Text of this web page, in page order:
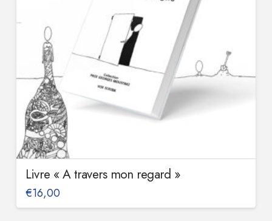
Livre « A travers mon regard »
€16,00